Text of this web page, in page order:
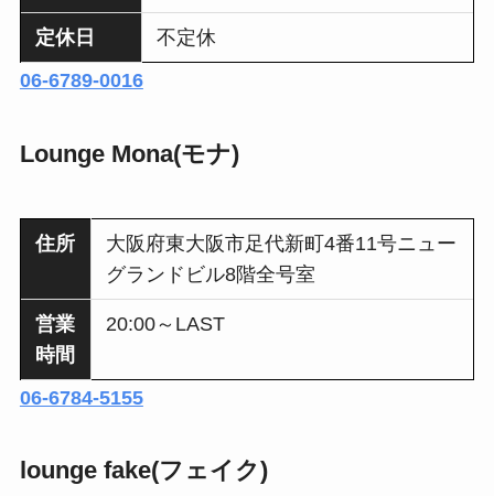
定休日
不定休
06-6789-0016
Lounge Mona(モナ)
住所
大阪府東大阪市足代新町4番11号ニュー
グランドビル8階全号室
営業
時間
20:00～LAST
06-6784-5155
lounge fake(フェイク)